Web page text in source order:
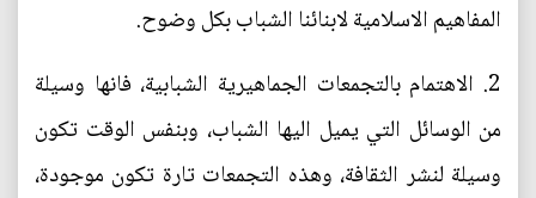
المفاهيم الاسلامية لابنائنا الشباب بكل وضوح.
2. الاهتمام بالتجمعات الجماهيرية الشبابية، فانها وسيلة
من الوسائل التي يميل اليها الشباب، وبنفس الوقت تكون
وسيلة لنشر الثقافة، وهذه التجمعات تارة تكون موجودة،